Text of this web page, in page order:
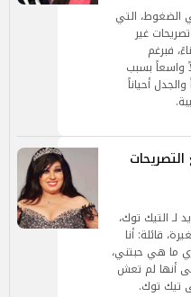
الضغوط، التي
غير
فبرغم
واسعاً بسبب
والجدل أحياناً
التيك توك،
قائلة: أنا
ما هي حبتني،
أنها لم تعش
تيك توك.